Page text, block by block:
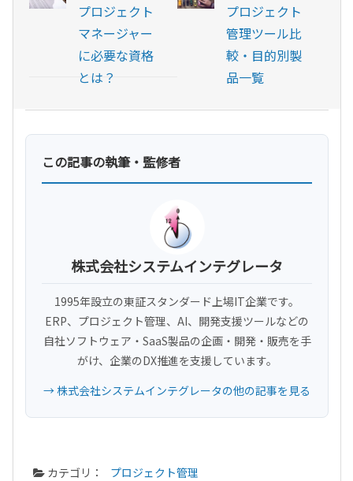
プロジェクト
マネージャー
に必要な資格
とは？
プロジェクト
管理ツール比
較・目的別製
品一覧
この記事の執筆・監修者
株式会社システムインテグレータ
1995年設立の東証スタンダード上場IT企業です。
ERP、プロジェクト管理、AI、開発支援ツールなどの
自社ソフトウェア・SaaS製品の企画・開発・販売を手
がけ、企業のDX推進を支援しています。
→ 株式会社システムインテグレータの他の記事を見る
カテゴリ： プロジェクト管理